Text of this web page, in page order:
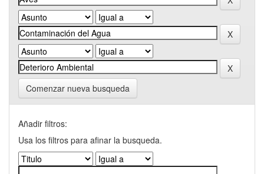
Comenzar nueva busqueda
Añadir filtros:
Usa los filtros para afinar la busqueda.